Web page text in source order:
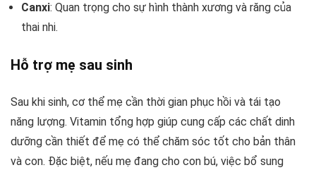
Canxi: Quan trọng cho sự hình thành xương và răng của
thai nhi.
Hỗ trợ mẹ sau sinh
Sau khi sinh, cơ thể mẹ cần thời gian phục hồi và tái tạo
năng lượng. Vitamin tổng hợp giúp cung cấp các chất dinh
dưỡng cần thiết để mẹ có thể chăm sóc tốt cho bản thân
và con. Đặc biệt, nếu mẹ đang cho con bú, việc bổ sung